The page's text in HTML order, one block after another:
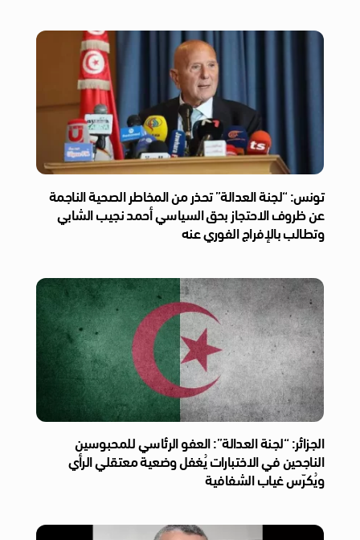
تونس: “لجنة العدالة” تحذر من المخاطر الصحية الناجمة
عن ظروف الاحتجاز بحق السياسي أحمد نجيب الشابي
وتطالب بالإفراج الفوري عنه
الجزائر: “لجنة العدالة”: العفو الرئاسي للمحبوسين
الناجحين في الاختبارات يُغفل وضعية معتقلي الرأي
ويُكرّس غياب الشفافية